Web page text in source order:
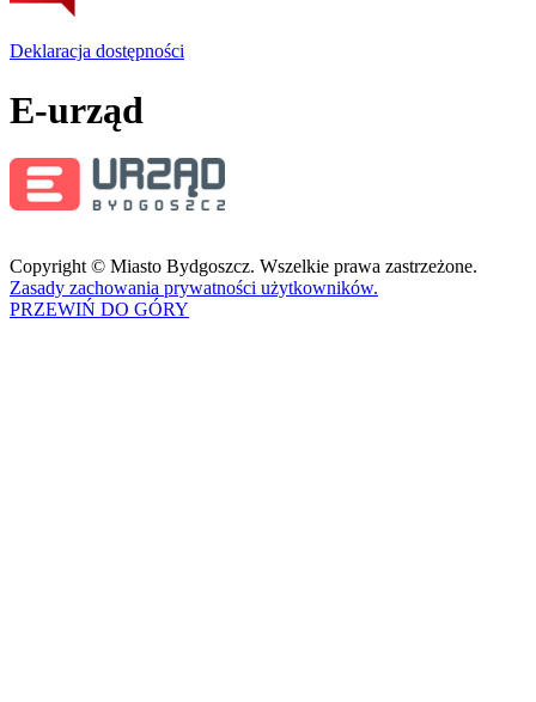
Deklaracja dostępności
E-urząd
Copyright © Miasto Bydgoszcz. Wszelkie prawa zastrzeżone.
Zasady zachowania prywatności użytkowników.
PRZEWIŃ DO GÓRY